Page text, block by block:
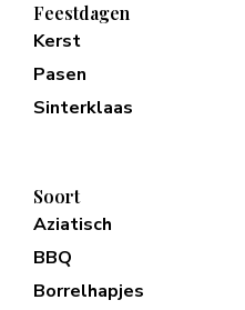
Feestdagen
Kerst
Pasen
Sinterklaas
Soort
Aziatisch
BBQ
Borrelhapjes